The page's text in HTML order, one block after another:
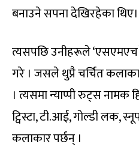
बनाउने सपना देखिरहेका थिए।
त्यसपछि उनीहरूले ‘एसएमएच
गरे । जसले थुप्रै चर्चित
। त्यसमा न्याप्पी रुट्स
ट्विस्टा, टी.आई, गोल्डी लक,
कलाकार पर्छन् ।